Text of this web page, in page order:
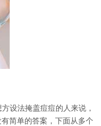
设法掩盖痘痘的人来说，
简单的答案，下面从多个